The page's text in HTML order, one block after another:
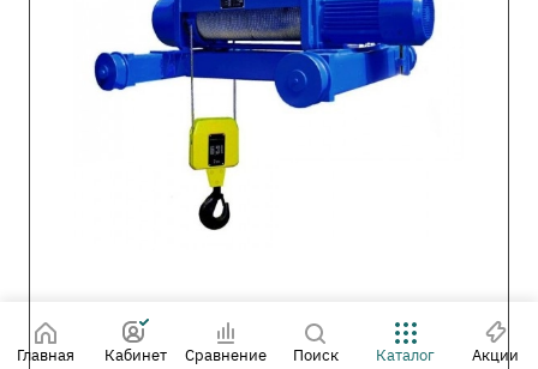
Главная Кабинет Сравнение Поиск Каталог Акции